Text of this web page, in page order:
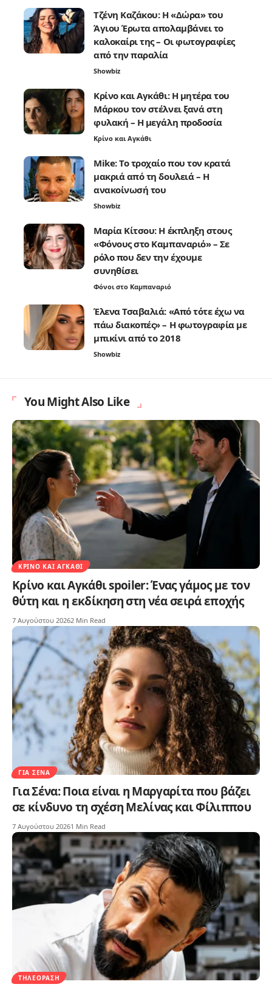
Τζένη Καζάκου: Η «Δώρα» του
Άγιου Έρωτα απολαμβάνει το
καλοκαίρι της – Οι φωτογραφίες
από την παραλία
Showbiz
Κρίνο και Αγκάθι: Η μητέρα του
Μάρκου τον στέλνει ξανά στη
φυλακή – Η μεγάλη προδοσία
Κρίνο και Αγκάθι
Mike: Το τροχαίο που τον κρατά
μακριά από τη δουλειά – Η
ανακοίνωσή του
Showbiz
Μαρία Κίτσου: Η έκπληξη στους
«Φόνους στο Καμπαναριό» – Σε
ρόλο που δεν την έχουμε
συνηθίσει
Φόνοι στο Καμπαναριό
Έλενα Τσαβαλιά: «Από τότε έχω να
πάω διακοπές» – Η φωτογραφία με
μπικίνι από το 2018
Showbiz
You Might Also Like
ΚΡΊΝΟ ΚΑΙ ΑΓΚΆΘΙ
Κρίνο και Αγκάθι spoiler: Ένας γάμος με τον
θύτη και η εκδίκηση στη νέα σειρά εποχής
7 Αυγούστου 20262 Min Read
ΓΙΑ ΣΈΝΑ
Για Σένα: Ποια είναι η Μαργαρίτα που βάζει
σε κίνδυνο τη σχέση Μελίνας και Φίλιππου
7 Αυγούστου 20261 Min Read
ΤΗΛΕΌΡΑΣΗ